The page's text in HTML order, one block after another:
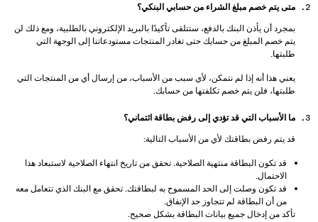
متى يتم خصم مبلغ الشراء من حسابي البنكي؟
بمجرد أن يأذن البنك بالدفع، ستتلقى تأكيدًا بالبريد الإلكتروني بالطلبية، ومع ذلك لن
يتم خصم المبلغ من حسابك حتى تغادر المنتجات مستودعاتنا إلى الوجهة التي
طلبتها.
يعني هذا أنه إذا لم نتمكن، لأي سبب من الأسباب، من إرسال أي من المنتجات التي
طلبتها، فلن يتم خصم تكلفتها من حسابك.
ما الأسباب التي قد تؤدي إلى رفض بطاقة ائتماني؟
قد يتم رفض بطاقتك لأي من الأسباب التالية:
قد تكون البطاقة منتهية الصلاحية. تحقق من تاريخ انتهاء الصلاحية لاستبعاد هذا
الاحتمال.
قد تكون وصلت إلى الحد المسموح به لبطاقتك. تحقق مع البنك الذي تتعامل معه
من أن البطاقة لم تتجاوز حد الإنفاق.
تأكد من إدخال جميع بيانات البطاقة بشكل صحيح.